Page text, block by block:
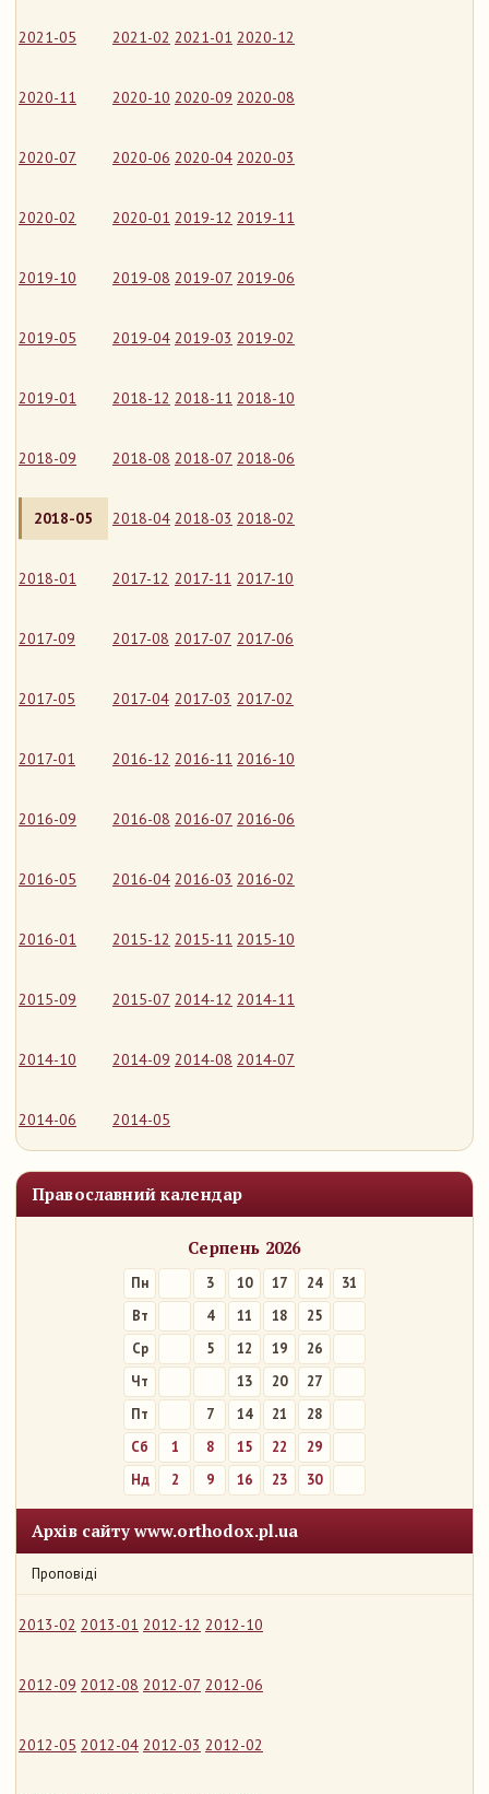
2021-05 2021-02 2021-01 2020-12
2020-11 2020-10 2020-09 2020-08
2020-07 2020-06 2020-04 2020-03
2020-02 2020-01 2019-12 2019-11
2019-10 2019-08 2019-07 2019-06
2019-05 2019-04 2019-03 2019-02
2019-01 2018-12 2018-11 2018-10
2018-09 2018-08 2018-07 2018-06
2018-05 2018-04 2018-03 2018-02
2018-01 2017-12 2017-11 2017-10
2017-09 2017-08 2017-07 2017-06
2017-05 2017-04 2017-03 2017-02
2017-01 2016-12 2016-11 2016-10
2016-09 2016-08 2016-07 2016-06
2016-05 2016-04 2016-03 2016-02
2016-01 2015-12 2015-11 2015-10
2015-09 2015-07 2014-12 2014-11
2014-10 2014-09 2014-08 2014-07
2014-06 2014-05
Православний календар
Серпень 2026
Пн 3 10 17 24
31
Вт
4 11 18
25
Ср
5 12 19
26
Чт
13 20
27
Пт
7 14 21
28
Сб
1 8 15 22
29
Нд
2 9 16 23 30
Архів сайту www.orthodox.pl.ua
Проповіді
2013-02 2013-01 2012-12 2012-10
2012-09 2012-08 2012-07 2012-06
2012-05 2012-04 2012-03 2012-02